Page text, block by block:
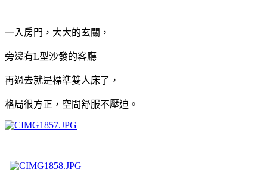
一入房門，大大的玄關，
旁邊有L型沙發的客廳
再過去就是標準雙人床了，
格局很方正，空間舒服不壓迫。